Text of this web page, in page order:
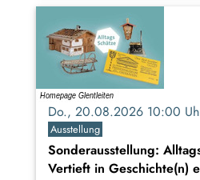
Do., 20.08.2026 10:00
Ausstellung
Sonderausstellung:
Vertieft in Geschichte(n)